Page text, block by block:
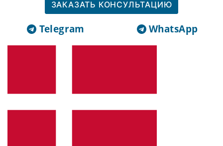
ЗАКАЗАТЬ КОНСУЛЬТАЦИЮ
Telegram WhatsApp